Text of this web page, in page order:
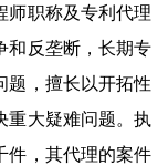
师职称及专利代理
和反垄断，长期专
题，擅长以开拓性
重大疑难问题。执
件，其代理的案件